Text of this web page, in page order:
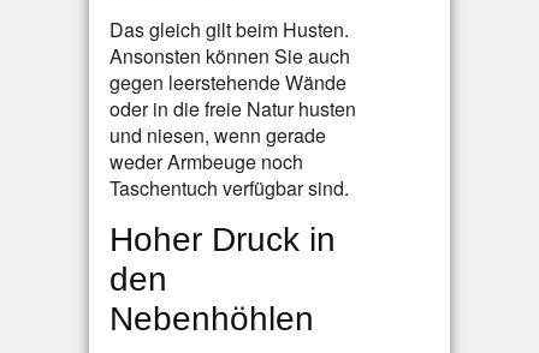
Das gleich gilt beim Husten.
Ansonsten können Sie auch
gegen leerstehende Wände
oder in die freie Natur husten
und niesen, wenn gerade
weder Armbeuge noch
Taschentuch verfügbar sind.
Hoher Druck in
den
Nebenhöhlen